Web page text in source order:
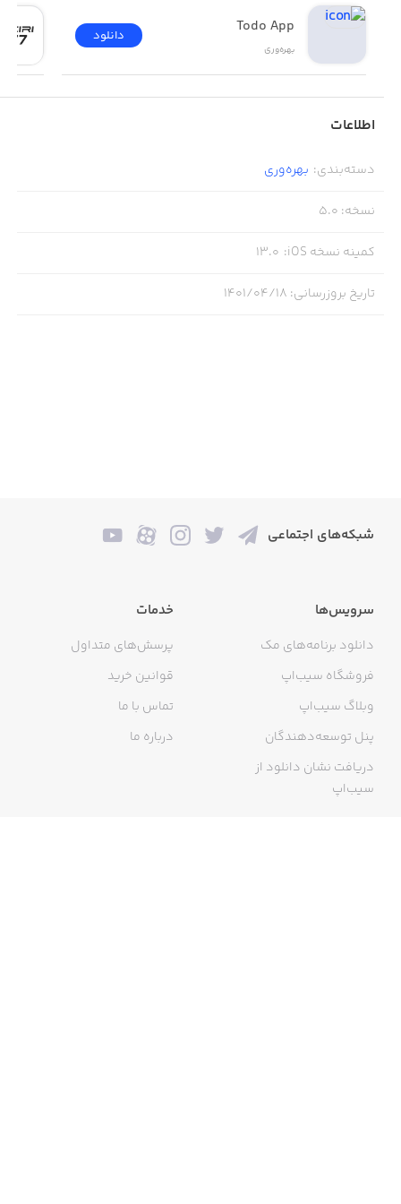
Todo App
بهره‌وری
دانلود
اطلاعات
دسته‌بندی: بهره‌وری
نسخه:
5.0
کمینه نسخه iOS :
13.0
تاریخ بروزرسانی: ۱۴۰۱/۰۴/۱۸
شبکه‌های اجتماعی
سرویس‌ها
دانلود برنامه‌های مک
فروشگاه سیب‌اپ
وبلاگ سیب‌اپ
پنل توسعه‌دهندگان
دریافت نشان دانلود از
سیب‌اپ
خدمات
پرسش‌های متداول
قوانین خرید
تماس با ما
درباره ما